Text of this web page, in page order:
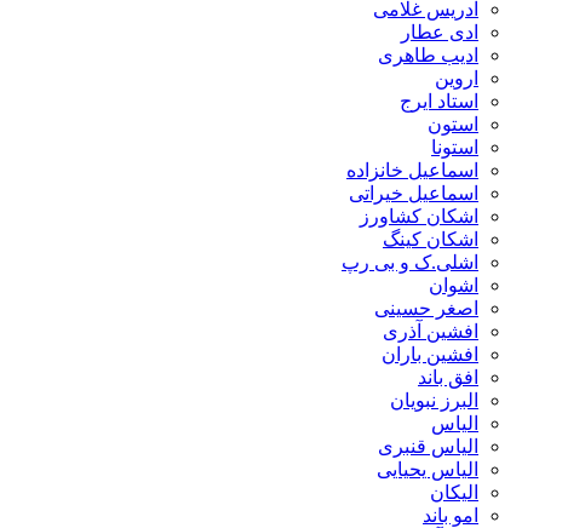
ادریس غلامی
ادی عطار
ادیب طاهری
اروین
استاد ایرج
استون
استونا
اسماعیل خانزاده
اسماعیل خیراتی
اشکان کشاورز
اشکان کینگ
اشلی.ک و بی رپ
اشوان
اصغر حسینی
افشین آذری
افشین باران
افق باند
البرز نبویان
الیاس
الیاس قنبرى
الیاس یحیایی
الیکان
امو باند